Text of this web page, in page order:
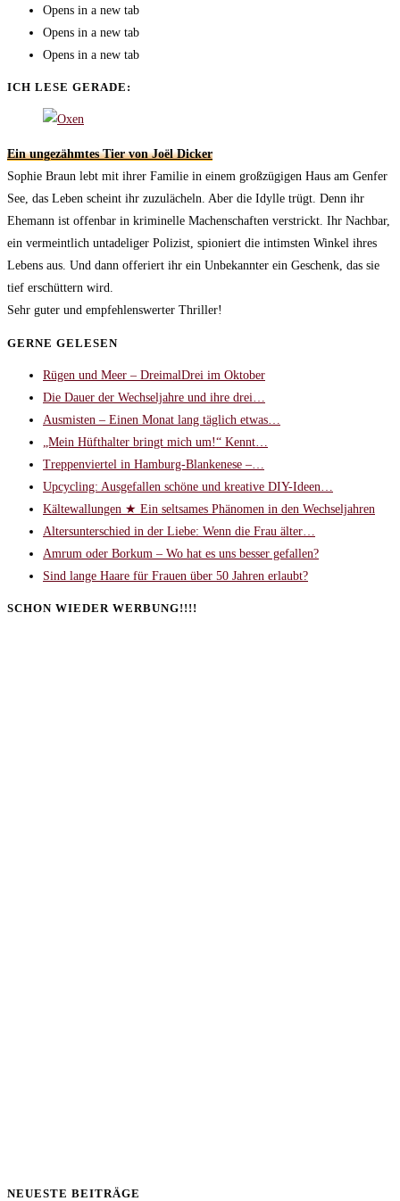
Opens in a new tab
Opens in a new tab
Opens in a new tab
ICH LESE GERADE:
Ein ungezähmtes Tier von Joël Dicker
Sophie Braun lebt mit ihrer Familie in einem großzügigen Haus am Genfer
See, das Leben scheint ihr zuzulächeln. Aber die Idylle trügt. Denn ihr
Ehemann ist offenbar in kriminelle Machenschaften verstrickt. Ihr Nachbar,
ein vermeintlich untadeliger Polizist, spioniert die intimsten Winkel ihres
Lebens aus. Und dann offeriert ihr ein Unbekannter ein Geschenk, das sie
tief erschüttern wird.
Sehr guter und empfehlenswerter Thriller!
GERNE GELESEN
Rügen und Meer – DreimalDrei im Oktober
Die Dauer der Wechseljahre und ihre drei…
Ausmisten – Einen Monat lang täglich etwas…
„Mein Hüfthalter bringt mich um!“ Kennt…
Treppenviertel in Hamburg-Blankenese –…
Upcycling: Ausgefallen schöne und kreative DIY-Ideen…
Kältewallungen ★ Ein seltsames Phänomen in den Wechseljahren
Altersunterschied in der Liebe: Wenn die Frau älter…
Amrum oder Borkum – Wo hat es uns besser gefallen?
Sind lange Haare für Frauen über 50 Jahren erlaubt?
SCHON WIEDER WERBUNG!!!!
NEUESTE BEITRÄGE